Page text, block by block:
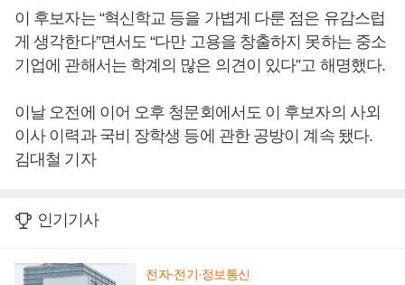
이 후보자는 “혁신학교 등을 가볍게 다룬 점은 유감스럽
게 생각한다”면서도 “다만 고용을 창출하지 못하는 중소
기업에 관해서는 학계의 많은 의견이 있다”고 해명했다.
이날 오전에 이어 오후 청문회에서도 이 후보자의 사외
이사 이력과 국비 장학생 등에 관한 공방이 계속 됐다.
김대철 기자
인기기사
전자·전기·정보통신